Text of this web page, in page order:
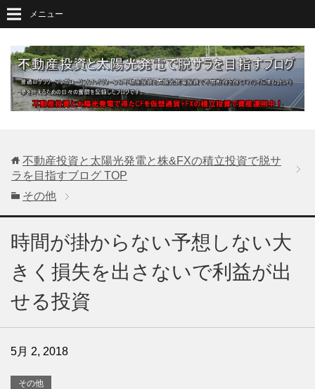
メニュー
不動産投資と太陽光発電と株&FXの積立投資で脱サ
ラを目指すブログ TOP
その他
時間が掛からない予想しない大
きく損失を出さないで利益が出
せる投資
5月 2, 2018
その他